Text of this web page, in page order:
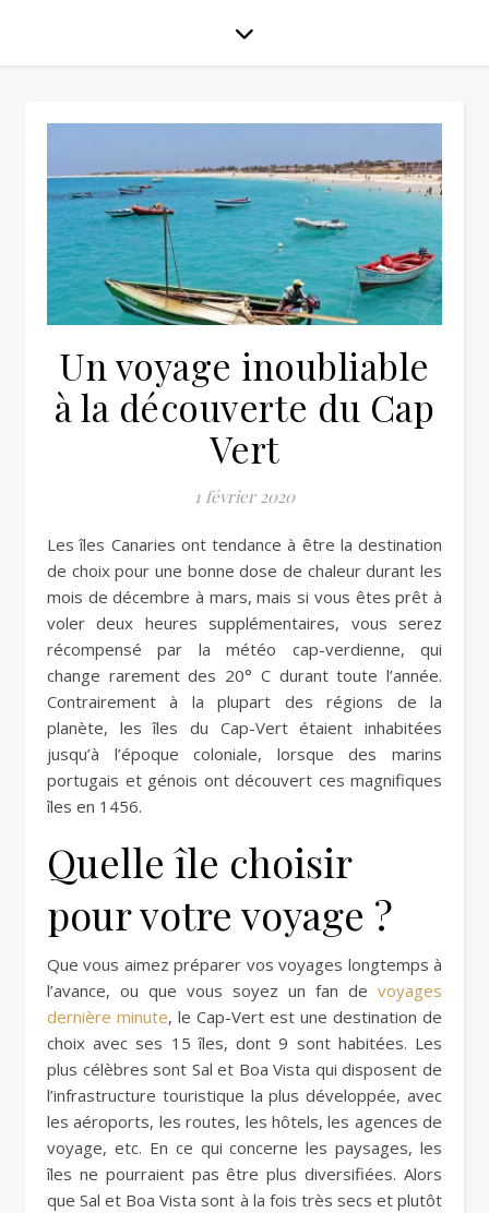
Un voyage inoubliable
à la découverte du Cap
Vert
1 février 2020
Les îles Canaries ont tendance à être la destination
de choix pour une bonne dose de chaleur durant les
mois de décembre à mars, mais si vous êtes prêt à
voler deux heures supplémentaires, vous serez
récompensé par la météo cap-verdienne, qui
change rarement des 20° C durant toute l’année.
Contrairement à la plupart des régions de la
planète, les îles du Cap-Vert étaient inhabitées
jusqu’à l’époque coloniale, lorsque des marins
portugais et génois ont découvert ces magnifiques
îles en 1456.
Quelle île choisir
pour votre voyage ?
Que vous aimez préparer vos voyages longtemps à
l’avance, ou que vous soyez un fan de voyages
dernière minute, le Cap-Vert est une destination de
choix avec ses 15 îles, dont 9 sont habitées. Les
plus célèbres sont Sal et Boa Vista qui disposent de
l’infrastructure touristique la plus développée, avec
les aéroports, les routes, les hôtels, les agences de
voyage, etc. En ce qui concerne les paysages, les
îles ne pourraient pas être plus diversifiées. Alors
que Sal et Boa Vista sont à la fois très secs et plutôt